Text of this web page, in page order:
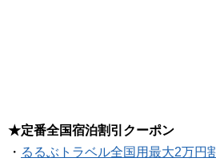
★定番全国宿泊割引クーポン
・ るるぶトラベル全国用最大2万円